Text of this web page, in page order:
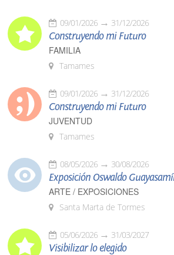
09/01/2026 31/12/2026
Construyendo mi Futuro
FAMILIA
Tamames
09/01/2026 31/12/2026
Construyendo mi Futuro
JUVENTUD
Tamames
08/05/2026 30/08/2026
Exposición Oswaldo
ARTE / EXPOSICIONES
Santa Marta de Tormes
05/06/2026 31/03/2027
Visibilizar lo elegido